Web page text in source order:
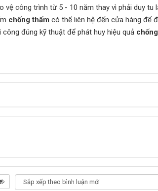
vệ công trình từ 5 - 10 năm thay vì phải duy tu
chống thấm có thể liên hệ đến cửa hàng để
đúng kỹ thuật để phát huy hiệu quả